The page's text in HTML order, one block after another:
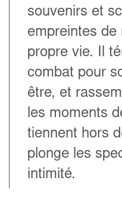
souvenirs et
empreintes de
propre vie. Il
combat pour
être, et
les moments
tiennent hors
plonge les
intimité.